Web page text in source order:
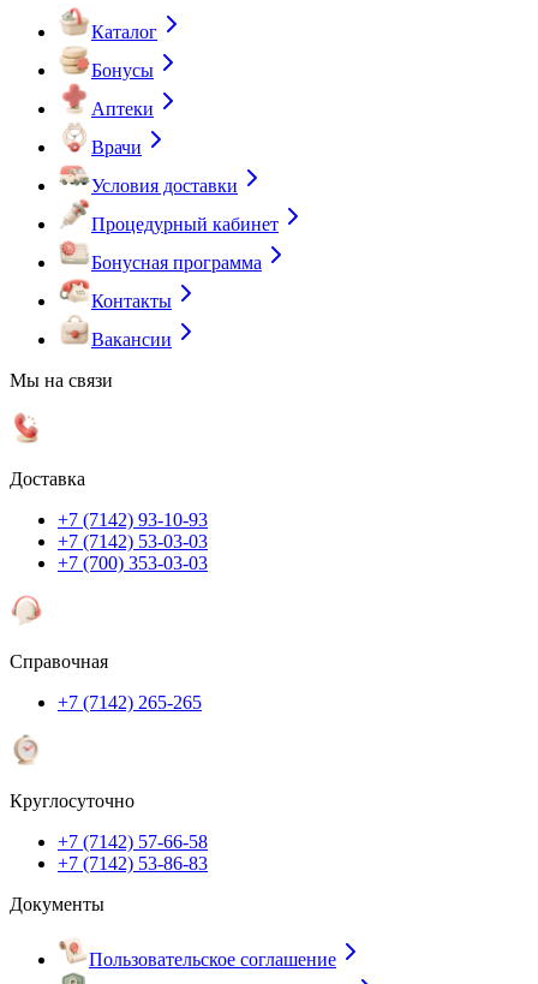
Каталог
Бонусы
Аптеки
Врачи
Условия доставки
Процедурный кабинет
Бонусная программа
Контакты
Вакансии
Мы на связи
Доставка
+7 (7142) 93-10-93
+7 (7142) 53-03-03
+7 (700) 353-03-03
Справочная
+7 (7142) 265-265
Круглосуточно
+7 (7142) 57-66-58
+7 (7142) 53-86-83
Документы
Пользовательское соглашение